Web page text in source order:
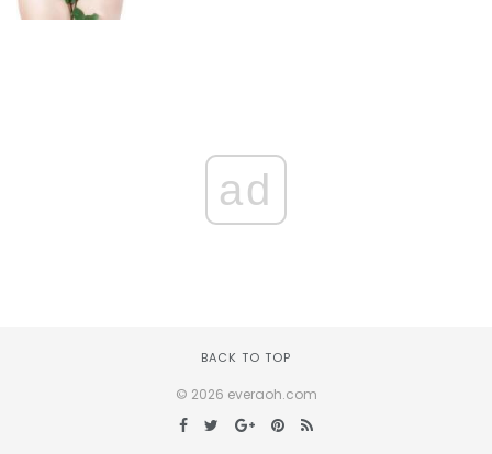
ad
BACK TO TOP
© 2026 everaoh.com